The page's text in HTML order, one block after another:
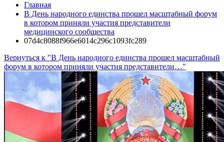
Главная
В День народного единства прошел масштабный форум
в котором приняли участия представители
медицинского сообщества
07d4c8088f966e6014c296c1093fc289
Вернуться к "В День народного единства прошел масштабный
форум в котором приняли участия представители…"